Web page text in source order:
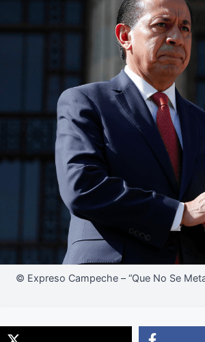
© Expreso Campeche – “Que No Se